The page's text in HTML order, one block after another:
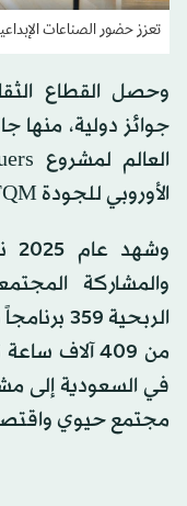
تعزز حضور الصناعات
وحصل القطاع
الأوروبي للجودة EFQM.
والمشاركة
من 409 آلاف
في السعودية إلى
مجتمع حيوي